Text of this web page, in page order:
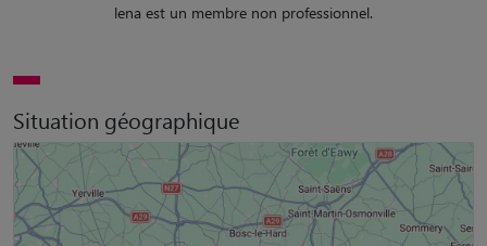
lena est un membre non professionnel.
Situation géographique